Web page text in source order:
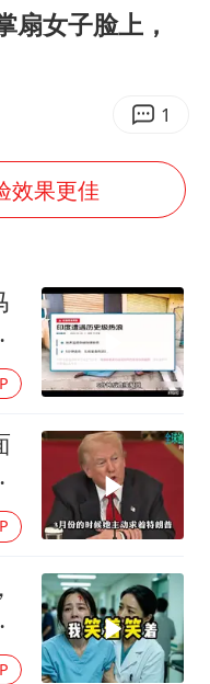
多专业取消艺考 文化工作者要有文化
拉面要改名了
41岁女子为鼓励女儿考上985研究生
董路致歉：泰国10岁黑人父母是伪造的
总书记关心百姓身边这些民生大事
扇女子脸上，
1
效果更佳